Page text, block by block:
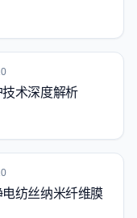
术深度解析
纺丝纳米纤维膜